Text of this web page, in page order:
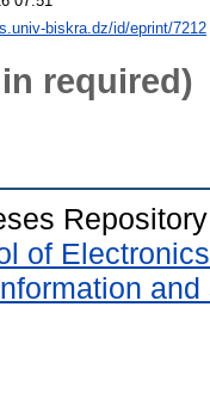
biskra.dz/id/eprint/7212
required)
of